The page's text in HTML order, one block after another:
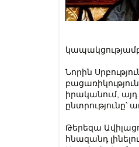
Նորին
իրականում,
ընտրությունը՝
Թերեզա
հնազանդ